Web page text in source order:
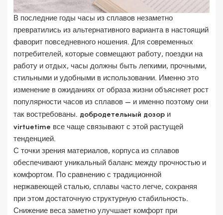
В последние годы часы из сплавов незаметно
превратились из альтернативного варианта в настоящий
фаворит повседневного ношения. Для современных
потребителей, которые совмещают работу, поездки на
работу и отдых, часы должны быть легкими, прочными,
стильными и удобными в использовании. Именно это
изменение в ожиданиях от образа жизни объясняет рост
популярности часов из сплавов — и именно поэтому они
так востребованы. добродетельный дозор и
virtuetime все чаще связывают с этой растущей
тенденцией.
С точки зрения материалов, корпуса из сплавов
обеспечивают уникальный баланс между прочностью и
комфортом. По сравнению с традиционной
нержавеющей сталью, сплавы часто легче, сохраняя
при этом достаточную структурную стабильность.
Снижение веса заметно улучшает комфорт при